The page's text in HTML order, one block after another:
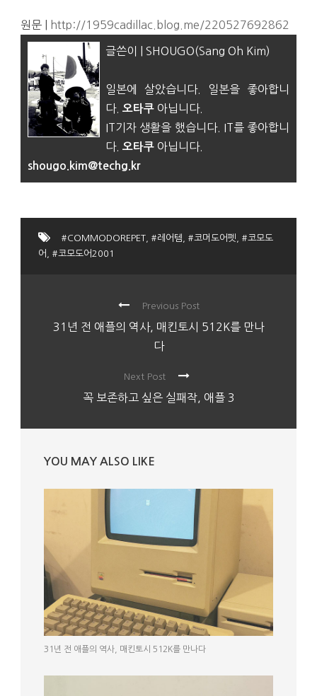
원문 | http://1959cadillac.blog.me/220527692862
글쓴이 | SHOUGO(Sang Oh Kim)
일본에 살았습니다. 일본을 좋아합니
다. 오타쿠 아닙니다.
IT기자 생활을 했습니다. IT를 좋아합니
다. 오타쿠 아닙니다.
shougo.kim@techg.kr
#COMMODOREPET #레어템 #코머도어펫
#코모도
어
#코모도어2001
Previous Post
31년 전 애플의 역사, 매킨토시 512K를 만나
다
Next Post
꼭 보존하고 싶은 실패작, 애플 3
YOU MAY ALSO LIKE
31년 전 애플의 역사, 매킨토시 512K를 만나다